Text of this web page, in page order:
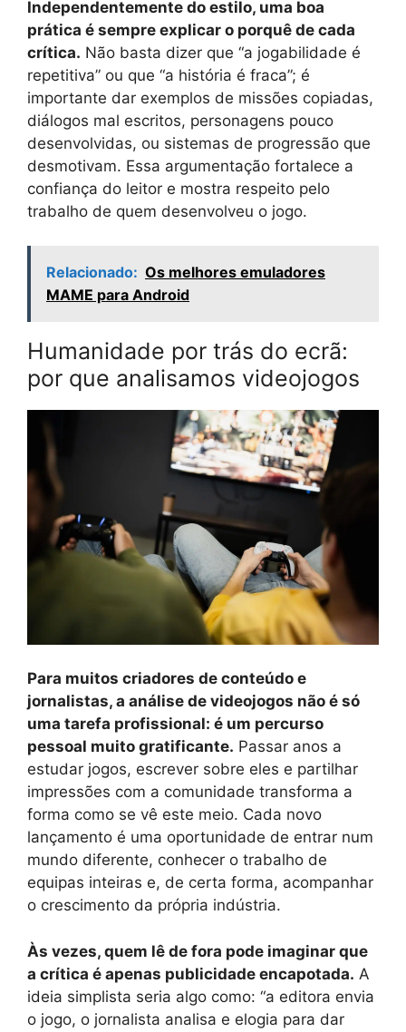
Independentemente do estilo, uma boa
prática é sempre explicar o porquê de cada
crítica. Não basta dizer que “a jogabilidade é
repetitiva” ou que “a história é fraca”; é
importante dar exemplos de missões copiadas,
diálogos mal escritos, personagens pouco
desenvolvidas, ou sistemas de progressão que
desmotivam. Essa argumentação fortalece a
confiança do leitor e mostra respeito pelo
trabalho de quem desenvolveu o jogo.
Relacionado: Os melhores emuladores
MAME para Android
Humanidade por trás do ecrã:
por que analisamos videojogos
Para muitos criadores de conteúdo e
jornalistas, a análise de videojogos não é só
uma tarefa profissional: é um percurso
pessoal muito gratificante. Passar anos a
estudar jogos, escrever sobre eles e partilhar
impressões com a comunidade transforma a
forma como se vê este meio. Cada novo
lançamento é uma oportunidade de entrar num
mundo diferente, conhecer o trabalho de
equipas inteiras e, de certa forma, acompanhar
o crescimento da própria indústria.
Às vezes, quem lê de fora pode imaginar que
a crítica é apenas publicidade encapotada. A
ideia simplista seria algo como: “a editora envia
o jogo, o jornalista analisa e elogia para dar